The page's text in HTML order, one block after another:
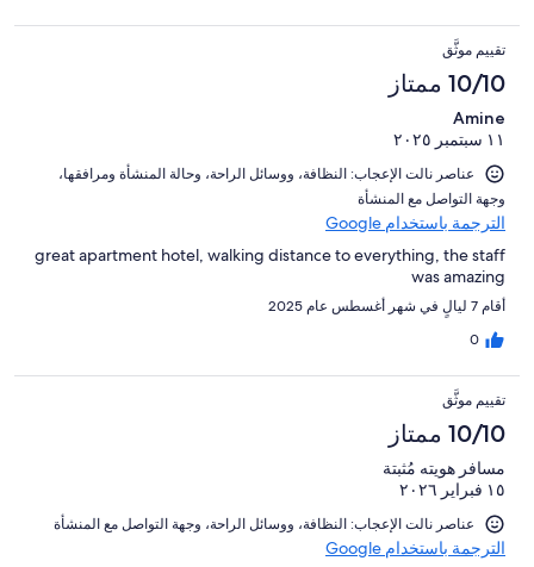
تقييم موثَّق
10/10 ممتاز
Amine
١١ سبتمبر ٢٠٢٥
عناصر نالت الإعجاب: ⁦النظافة⁩، و⁦وسائل الراحة⁩، و⁦حالة المنشأة ومرافقها⁩،
و⁦جهة التواصل مع المنشأة⁩
الترجمة باستخدام Google
great apartment hotel, walking distance to everything, the staff
was amazing
أقام 7 ليالٍ في شهر أغسطس عام 2025
0
تقييم موثَّق
10/10 ممتاز
مسافر هويته مُثبتة
١٥ فبراير ٢٠٢٦
عناصر نالت الإعجاب: ⁦النظافة⁩، و⁦وسائل الراحة⁩، و⁦جهة التواصل مع المنشأة⁩
الترجمة باستخدام Google